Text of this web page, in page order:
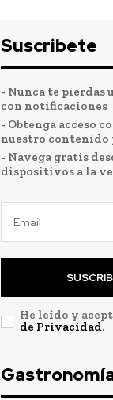
Suscribete
- Nunca te pierdas
con notificaciones
- Obtenga acceso
nuestro contenido
- Navega gratis
dispositivos a la
He leído y
de Privacidad.